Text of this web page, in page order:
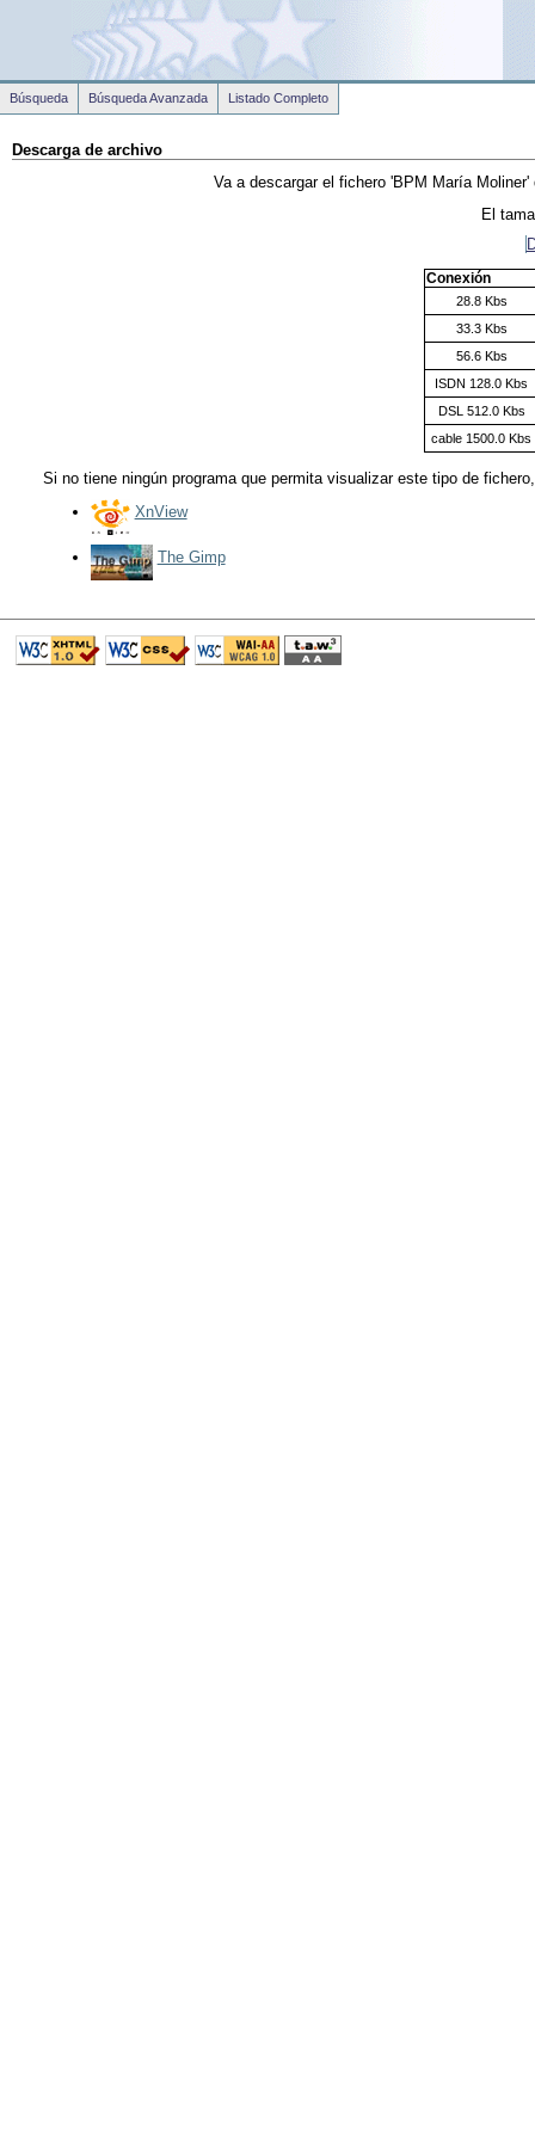
Descarga de archivo
Va a descargar el fichero 'BPM María Moliner'
El
Conexión
28.8 Kbs
33.3 Kbs
56.6 Kbs
ISDN 128.0 Kbs
DSL 512.0 Kbs
cable 1500.0 Kbs
Si no tiene ningún programa que permita visualizar este tipo de
XnView
The Gimp
Búsqueda Búsqueda Avanzada Listado Completo